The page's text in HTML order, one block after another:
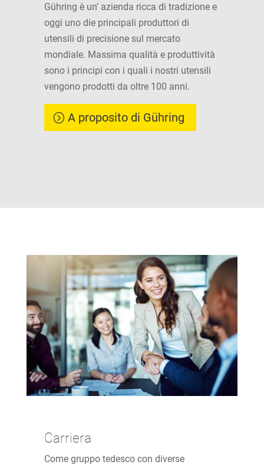
Gühring è un’ azienda ricca di tradizione e
oggi uno die principali produttori di
utensili di precisione sul mercato
mondiale. Massima qualità e produttività
sono i principi con i quali i nostri utensili
vengono prodotti da oltre 100 anni.
A proposito di Gühring
Carriera
Come gruppo tedesco con diverse